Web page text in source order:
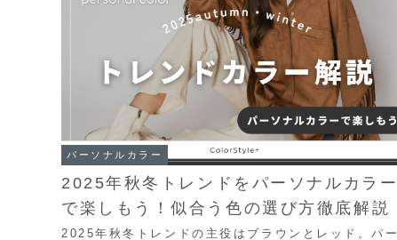
パーソナルカラー
2025年秋冬トレンドをパーソナルカラー
で楽しもう！似合う色の選び方徹底解説
2025年秋冬トレンドの主役はブラウンとレッド。パー